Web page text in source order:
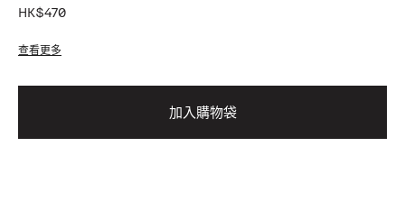
HK$470
查看更多
加入購物袋